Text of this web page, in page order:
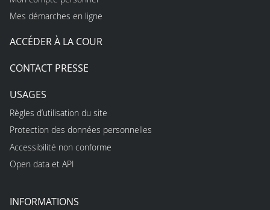
Mes démarches en ligne
ACCÉDER À LA COUR
CONTACT PRESSE
USAGES
Règles d’utilisation du site
Protection des données personnelles
Accessibilité non conforme
Open data et API
INFORMATIONS